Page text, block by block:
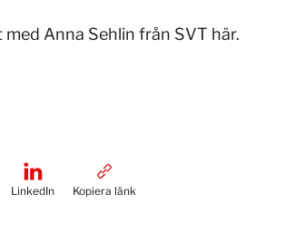
med Anna Sehlin från SVT här.
LinkedIn Kopiera länk